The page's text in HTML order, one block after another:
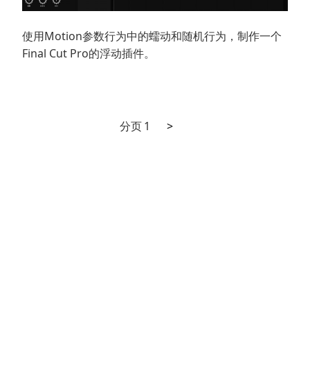
使用Motion参数行为中的蠕动和随机行为，制作一个
Final Cut Pro的浮动插件。
分页1
下
>